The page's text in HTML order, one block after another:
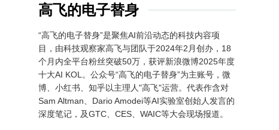
高飞的电子替身
“高飞的电子替身”是聚焦AI前沿动态的科技内容项
目，由科技观察家高飞与团队于2024年2月创办，18
个月内全平台粉丝突破50万，获评新浪微博2025年度
十大AI KOL。公众号“高飞的电子替身”为主账号，微
博、小红书、知乎以主理人"高飞"运营。代表作含对
Sam Altman、Dario Amodei等AI实验室创始人发言的
深度笔记，及GTC、CES、WAIC等大会现场报道。